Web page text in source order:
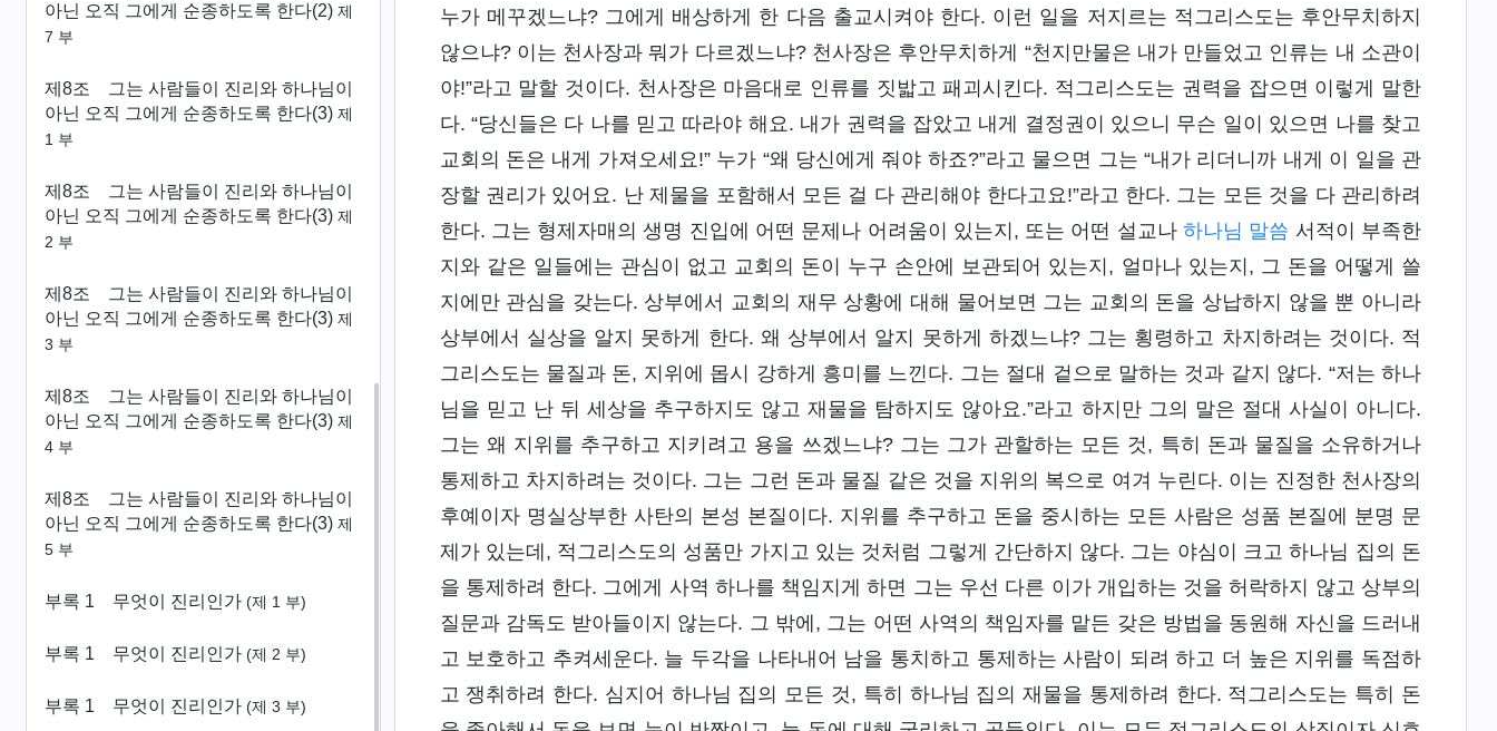
아닌 오직 그에게 순종하도록 한다(2) 제
7 부
제8조 그는 사람들이 진리와 하나님이
아닌 오직 그에게 순종하도록 한다(3) 제
1 부
제8조 그는 사람들이 진리와 하나님이
아닌 오직 그에게 순종하도록 한다(3) 제
2 부
제8조 그는 사람들이 진리와 하나님이
아닌 오직 그에게 순종하도록 한다(3) 제
3 부
제8조 그는 사람들이 진리와 하나님이
아닌 오직 그에게 순종하도록 한다(3) 제
4 부
제8조 그는 사람들이 진리와 하나님이
아닌 오직 그에게 순종하도록 한다(3) 제
5 부
부록 1 무엇이 진리인가 (제 1 부)
부록 1 무엇이 진리인가 (제 2 부)
부록 1 무엇이 진리인가 (제 3 부)
누가 메꾸겠느냐? 그에게 배상하게 한 다음 출교시켜야 한다. 이런 일을 저지르는 적그리스도는 후안무치하지
않으냐? 이는 천사장과 뭐가 다르겠느냐? 천사장은 후안무치하게 “천지만물은 내가 만들었고 인류는 내 소관이
야!”라고 말할 것이다. 천사장은 마음대로 인류를 짓밟고 패괴시킨다. 적그리스도는 권력을 잡으면 이렇게 말한
다. “당신들은 다 나를 믿고 따라야 해요. 내가 권력을 잡았고 내게 결정권이 있으니 무슨 일이 있으면 나를 찾고
교회의 돈은 내게 가져오세요!” 누가 “왜 당신에게 줘야 하죠?”라고 물으면 그는 “내가 리더니까 내게 이 일을 관
장할 권리가 있어요. 난 제물을 포함해서 모든 걸 다 관리해야 한다고요!”라고 한다. 그는 모든 것을 다 관리하려
한다. 그는 형제자매의 생명 진입에 어떤 문제나 어려움이 있는지, 또는 어떤 설교나하나님 말씀 서적이 부족한
지와 같은 일들에는 관심이 없고 교회의 돈이 누구 손안에 보관되어 있는지, 얼마나 있는지, 그 돈을 어떻게 쓸
지에만 관심을 갖는다. 상부에서 교회의 재무 상황에 대해 물어보면 그는 교회의 돈을 상납하지 않을 뿐 아니라
상부에서 실상을 알지 못하게 한다. 왜 상부에서 알지 못하게 하겠느냐? 그는 횡령하고 차지하려는 것이다. 적
그리스도는 물질과 돈, 지위에 몹시 강하게 흥미를 느낀다. 그는 절대 겉으로 말하는 것과 같지 않다. “저는 하나
님을 믿고 난 뒤 세상을 추구하지도 않고 재물을 탐하지도 않아요.”라고 하지만 그의 말은 절대 사실이 아니다.
그는 왜 지위를 추구하고 지키려고 용을 쓰겠느냐? 그는 그가 관할하는 모든 것, 특히 돈과 물질을 소유하거나
통제하고 차지하려는 것이다. 그는 그런 돈과 물질 같은 것을 지위의 복으로 여겨 누린다. 이는 진정한 천사장의
후예이자 명실상부한 사탄의 본성 본질이다. 지위를 추구하고 돈을 중시하는 모든 사람은 성품 본질에 분명 문
제가 있는데, 적그리스도의 성품만 가지고 있는 것처럼 그렇게 간단하지 않다. 그는 야심이 크고 하나님 집의 돈
을 통제하려 한다. 그에게 사역 하나를 책임지게 하면 그는 우선 다른 이가 개입하는 것을 허락하지 않고 상부의
질문과 감독도 받아들이지 않는다. 그 밖에, 그는 어떤 사역의 책임자를 맡든 갖은 방법을 동원해 자신을 드러내
고 보호하고 추켜세운다. 늘 두각을 나타내어 남을 통치하고 통제하는 사람이 되려 하고 더 높은 지위를 독점하
고 쟁취하려 한다. 심지어 하나님 집의 모든 것, 특히 하나님 집의 재물을 통제하려 한다. 적그리스도는 특히 돈